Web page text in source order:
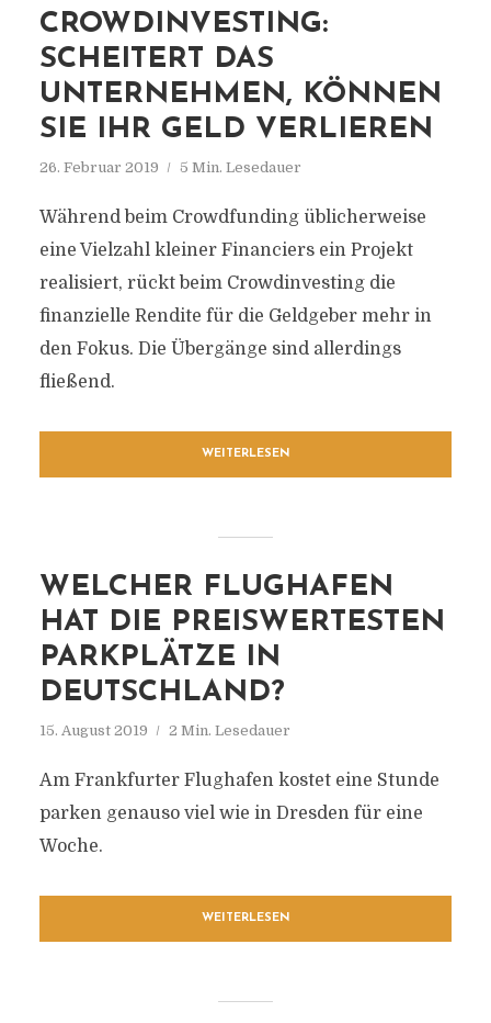
CROWDINVESTING:
SCHEITERT DAS
UNTERNEHMEN, KÖNNEN
SIE IHR GELD VERLIEREN
26. Februar 2019 5 Min. Lesedauer
Während beim Crowdfunding üblicherweise
eine Vielzahl kleiner Financiers ein Projekt
realisiert, rückt beim Crowdinvesting die
finanzielle Rendite für die Geldgeber mehr in
den Fokus. Die Übergänge sind allerdings
fließend.
WEITERLESEN
WELCHER FLUGHAFEN
HAT DIE PREISWERTESTEN
PARKPLÄTZE IN
DEUTSCHLAND?
15. August 2019 2 Min. Lesedauer
Am Frankfurter Flughafen kostet eine Stunde
parken genauso viel wie in Dresden für eine
Woche.
WEITERLESEN